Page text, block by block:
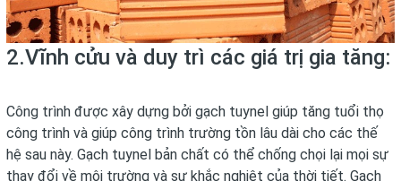
2.Vĩnh cửu và duy trì các giá trị gia tăng:
Công trình được xây dựng bởi gạch tuynel giúp tăng tuổi thọ
công trình và giúp công trình trường tồn lâu dài cho các thế
hệ sau này. Gạch tuynel bản chất có thể chống chọi lại mọi sự
thay đổi về môi trường và sự khắc nghiệt của thời tiết. Gạch